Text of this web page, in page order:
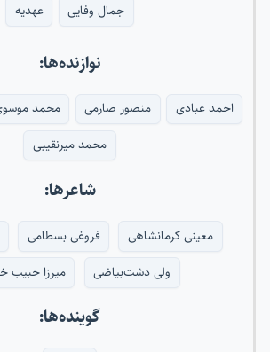
جمال وفایی عهدیه
نوازنده‌ها:
احمد عبادی منصور صارمی محمد
محمد میرنقیبی
شاعرها:
معینی کرمانشاهی فروغی بسطامی
ولی دشت‌بیاضی
میرزا حبیب
گوینده‌ها: